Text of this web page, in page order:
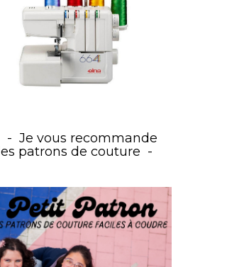
Je vous recommande
les patrons de couture